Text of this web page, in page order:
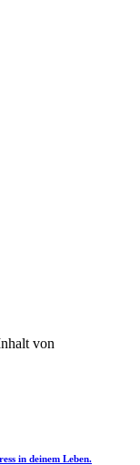
von
in deinem Leben.